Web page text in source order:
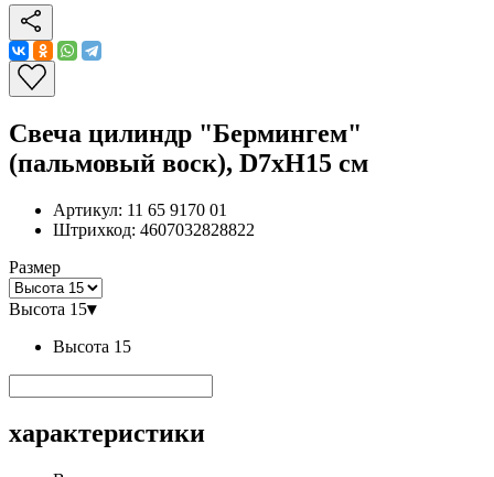
Свеча цилиндр "Бермингем"
(пальмовый воск), D7хН15 см
Артикул: 11 65 9170 01
Штрихкод: 4607032828822
Размер
Высота 15▾
Высота 15
характеристики